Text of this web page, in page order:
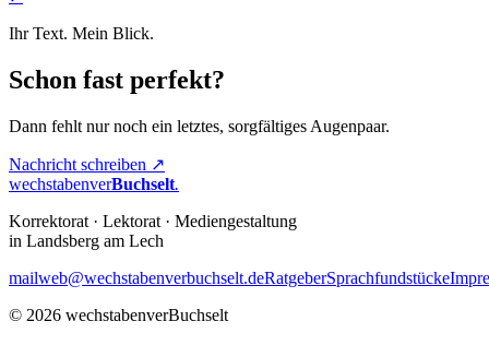
Ihr Text. Mein Blick.
Schon fast perfekt?
Dann fehlt nur noch ein letztes, sorgfältiges Augenpaar.
Nachricht schreiben ↗
wechstabenverBuchselt.
Korrektorat · Lektorat · Mediengestaltung
in Landsberg am Lech
mailweb@wechstabenverbuchselt.deRatgeberSprachfundstücke
© 2026 wechstabenverBuchselt